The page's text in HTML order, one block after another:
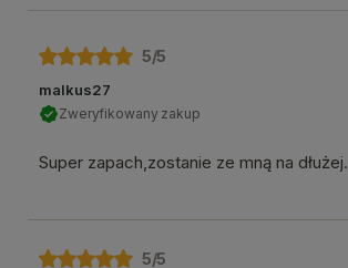
5/5
malkus27
Zweryfikowany zakup
Super zapach,zostanie ze mną na dłużej.
5/5